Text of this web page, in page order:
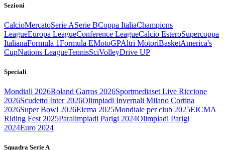
Sezioni
CalcioMercatoSerie ASerie BCoppa ItaliaChampions
LeagueEuropa LeagueConference LeagueCalcio EsteroSupercoppa
ItalianaFormula 1Formula EMotoGPAltri MotoriBasketAmerica's
CupNations LeagueTennisSciVolleyDrive UP
Speciali
Mondiali 2026Roland Garros 2026Sportmediaset Live Riccione
2026Scudetto Inter 2026Olimpiadi Invernali Milano Cortina
2026Super Bowl 2026Eicma 2025Mondiale per club 2025EICMA
Riding Fest 2025Paralimpiadi Parigi 2024Olimpiadi Parigi
2024Euro 2024
Squadra Serie A